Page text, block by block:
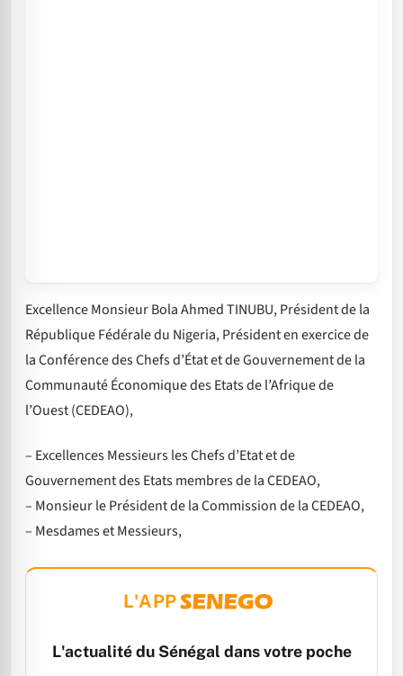
Excellence Monsieur Bola Ahmed TINUBU, Président de la
République Fédérale du Nigeria, Président en exercice de
la Conférence des Chefs d’État et de Gouvernement de la
Communauté Économique des Etats de l’Afrique de
l’Ouest (CEDEAO),
– Excellences Messieurs les Chefs d’Etat et de
Gouvernement des Etats membres de la CEDEAO,
– Monsieur le Président de la Commission de la CEDEAO,
– Mesdames et Messieurs,
L'APP
L'actualité du Sénégal dans votre poche